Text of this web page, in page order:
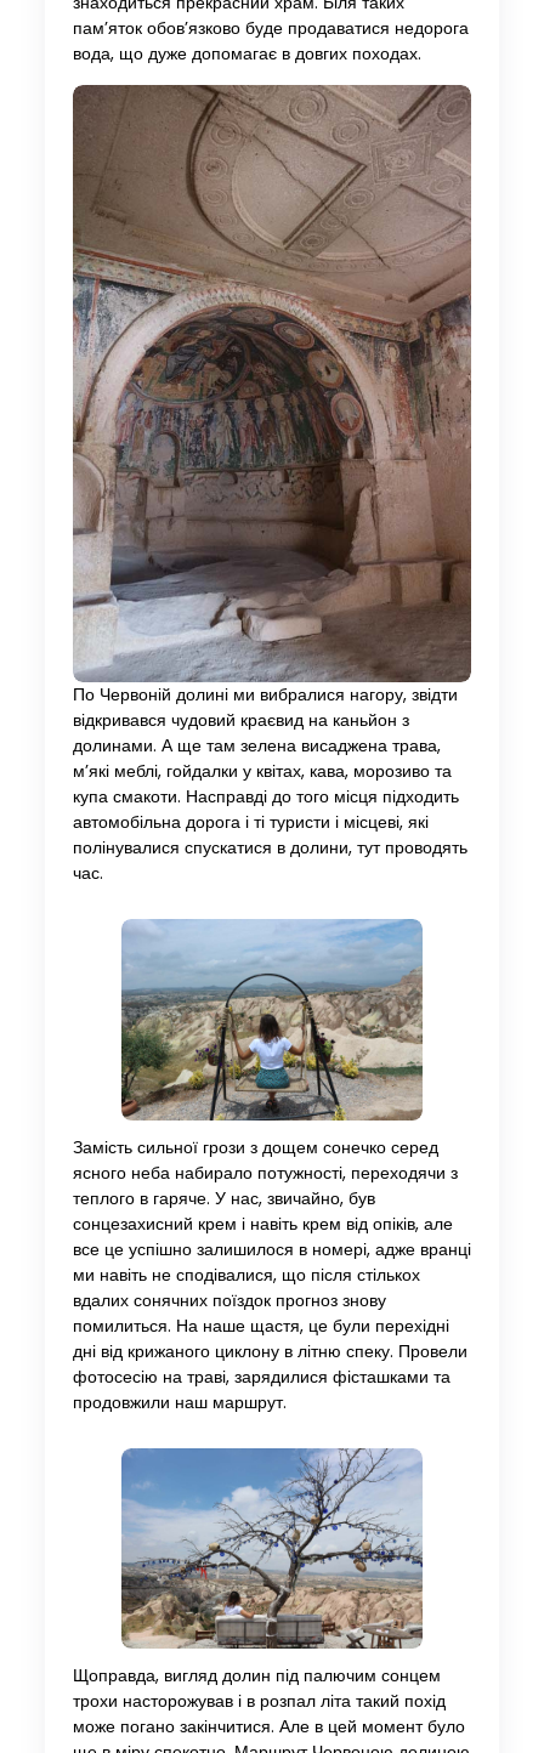
пам’яток обов’язково буде продаватися недорога
вода, що дуже допомагає в довгих походах.
По Червоній долині ми вибралися нагору, звідти
відкривався чудовий краєвид на каньйон з
долинами. А ще там зелена висаджена трава,
м’які меблі, гойдалки у квітах, кава, морозиво та
купа смакоти. Насправді до того місця підходить
автомобільна дорога і ті туристи і місцеві, які
полінувалися спускатися в долини, тут проводять
час.
Замість сильної грози з дощем сонечко серед
ясного неба набирало потужності, переходячи з
теплого в гаряче. У нас, звичайно, був
сонцезахисний крем і навіть крем від опіків, але
все це успішно залишилося в номері, адже вранці
ми навіть не сподівалися, що після стількох
вдалих сонячних поїздок прогноз знову
помилиться. На наше щастя, це були перехідні
дні від крижаного циклону в літню спеку. Провели
фотосесію на траві, зарядилися фісташками та
продовжили наш маршрут.
Щоправда, вигляд долин під палючим сонцем
трохи насторожував і в розпал літа такий похід
може погано закінчитися. Але в цей момент було